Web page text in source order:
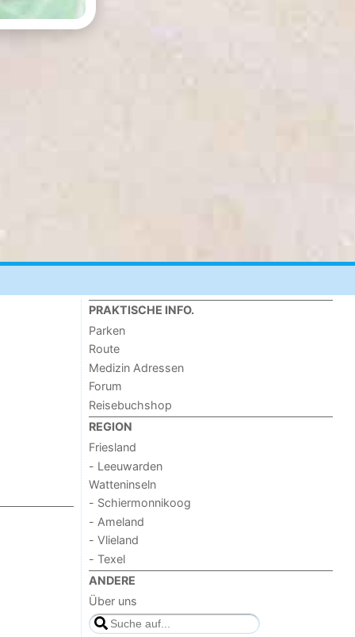
PRAKTISCHE INFO.
Parken
Route
Medizin Adressen
Forum
Reisebuchshop
REGION
Friesland
- Leeuwarden
Watteninseln
- Schiermonnikoog
- Ameland
- Vlieland
- Texel
ANDERE
Über uns